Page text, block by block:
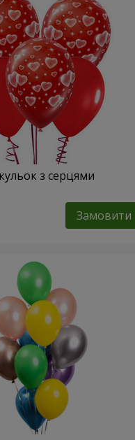
з серцями
Замовити